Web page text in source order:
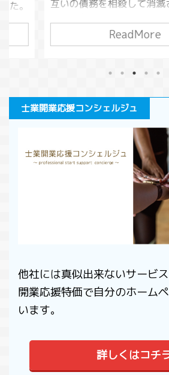
た。
るこ
ま
の児
と思
互いの債務を相殺して消滅
条）この債務というのは損
でも良いので、借金をして
いうこともできてしまうわ
使う悪意の行為を対策する
られたのが５０９条です。
法行為によってできた債権
いて解説します。 このペ
る事条文の変化受働債権と
殺の禁止の条件悪意によ
は人の生命又は身体の侵
賠償まとめ 条文の変 ...
ReadMore
士業開業応援コンシェルジュ
他社には真似出来ないサービ
開業応援特価で自分のホーム
います。
詳しくはコチ